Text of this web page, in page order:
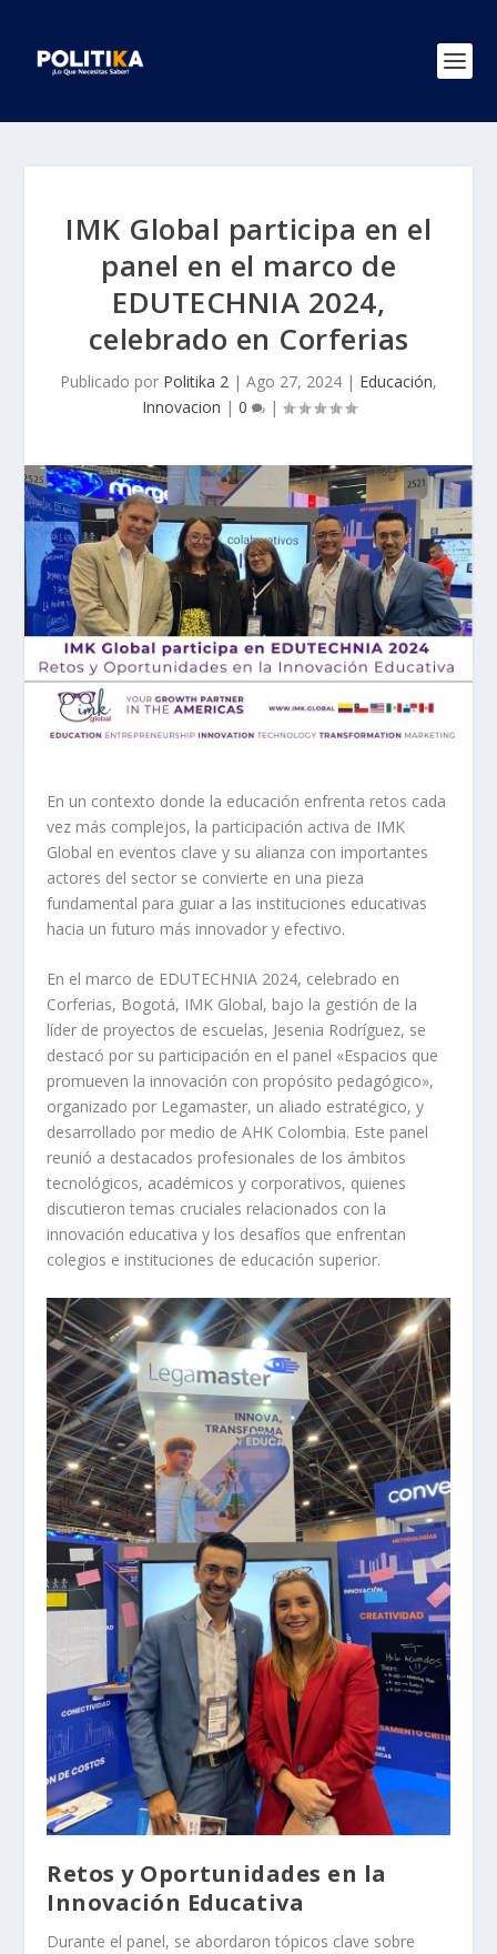
IMK Global participa en el
panel en el marco de
EDUTECHNIA 2024,
celebrado en Corferias
Publicado por Politika 2 | Ago 27, 2024 | Educación,
Innovacion | 0 |
En un contexto donde la educación enfrenta retos cada
vez más complejos, la participación activa de IMK
Global en eventos clave y su alianza con importantes
actores del sector se convierte en una pieza
fundamental para guiar a las instituciones educativas
hacia un futuro más innovador y efectivo.
En el marco de EDUTECHNIA 2024, celebrado en
Corferias, Bogotá, IMK Global, bajo la gestión de la
líder de proyectos de escuelas, Jesenia Rodríguez, se
destacó por su participación en el panel «Espacios que
promueven la innovación con propósito pedagógico»,
organizado por Legamaster, un aliado estratégico, y
desarrollado por medio de AHK Colombia. Este panel
reunió a destacados profesionales de los ámbitos
tecnológicos, académicos y corporativos, quienes
discutieron temas cruciales relacionados con la
innovación educativa y los desafíos que enfrentan
colegios e instituciones de educación superior.
Retos y Oportunidades en la
Innovación Educativa
Durante el panel, se abordaron tópicos clave sobre